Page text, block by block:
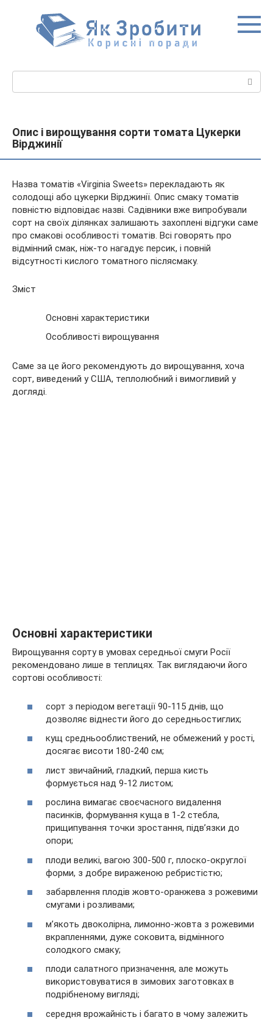
Опис і вирощування сорти томата Цукерки
Вірджинії
Назва томатів «Virginia Sweets» перекладають як
солодощі або цукерки Вірджинії. Опис смаку томатів
повністю відповідає назві. Садівники вже випробували
сорт на своїх ділянках залишають захоплені відгуки саме
про смакові особливості томатів. Всі говорять про
відмінний смак, ніж-то нагадує персик, і повній
відсутності кислого томатного післясмаку.
Зміст
Основні характеристики
Особливості вирощування
Саме за це його рекомендують до вирощування, хоча
сорт, виведений у США, теплолюбний і вимогливий у
догляді.
Основні характеристики
Вирощування сорту в умовах середньої смуги Росії
рекомендовано лише в теплицях. Так виглядаючи його
сортові особливості:
сорт з періодом вегетації 90-115 днів, що
дозволяє віднести його до середньостиглих;
кущ средньооблиствений, не обмежений у рості,
досягає висоти 180-240 см;
лист звичайний, гладкий, перша кисть
формується над 9-12 листом;
рослина вимагає своєчасного видалення
пасинків, формування куща в 1-2 стебла,
прищипування точки зростання, підв’язки до
опори;
плоди великі, вагою 300-500 г, плоско-округлої
форми, з добре вираженою ребристістю;
забарвлення плодів жовто-оранжева з рожевими
смугами і розливами;
м’якоть двоколірна, лимонно-жовта з рожевими
вкрапленнями, дуже соковита, відмінного
солодкого смаку;
плоди салатного призначення, але можуть
використовуватися в зимових заготовках в
подрібненому вигляді;
середня врожайність і багато в чому залежить